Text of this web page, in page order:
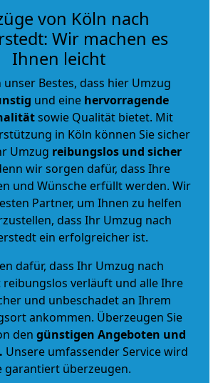
von Köln nach
Wir machen es
Ihnen leicht
Bestes, dass hier Umzug
und eine hervorragende
sowie Qualität bietet. Mit
in Köln können Sie sicher
Umzug reibungslos und sicher
wir sorgen dafür, dass Ihre
und Wünsche erfüllt werden. Wir
Partner, um Ihnen zu helfen
dass Ihr Umzug nach
ein erfolgreicher ist.
dafür, dass Ihr Umzug nach
verläuft und alle Ihre
und unbeschadet an Ihrem
ankommen. Überzeugen Sie
den günstigen Angeboten und
Unsere umfassender Service wird
garantiert überzeugen.